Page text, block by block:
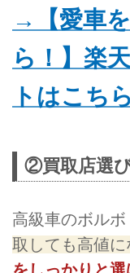
→【愛車
ら！】楽
トはこち
②買取店選
高級車のボルボ
取しても高値に